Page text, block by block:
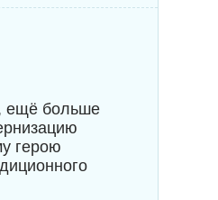
ещё больше
герою